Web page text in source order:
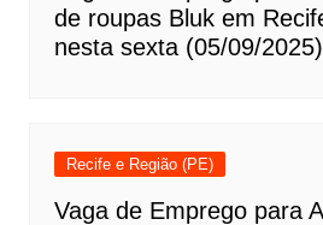
de roupas Bluk em
nesta sexta (05/09/2025)
Recife e Região (PE)
Vaga de Emprego para